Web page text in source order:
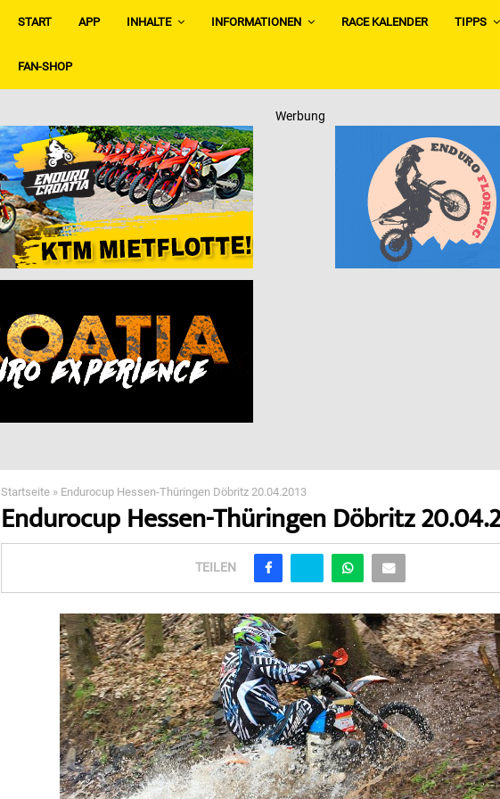
START APP INHALTE INFORMATIONEN RACE KALENDER TIPPS
FAN-SHOP
Werbung
Startseite » Endurocup Hessen-Thüringen Döbritz 20.04.2013
Endurocup Hessen-Thüringen Döbritz
TEILEN